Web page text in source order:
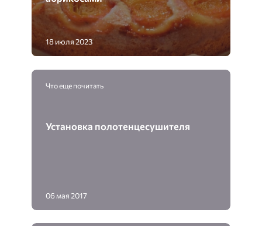
18 июля 2023
Что еще почитать
Установка полотенцесушителя
06 мая 2017